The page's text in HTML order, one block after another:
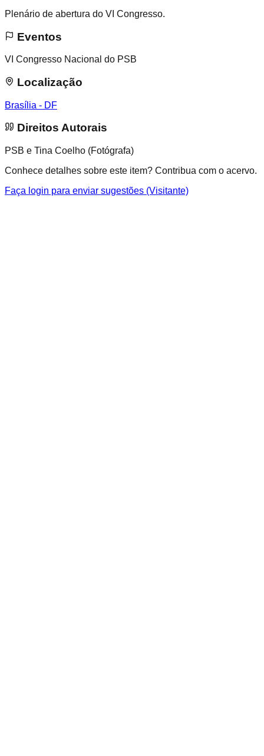
Plenário de abertura do VI Congresso.
Eventos
VI Congresso Nacional do PSB
Localização
Brasília - DF
Direitos Autorais
PSB e Tina Coelho (Fotógrafa)
Conhece detalhes sobre este item? Contribua com o acervo.
Faça login para enviar sugestões (Visitante)